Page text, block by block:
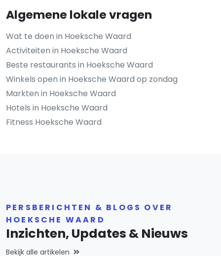
Algemene lokale vragen
Wat te doen in Hoeksche Waard
Activiteiten in Hoeksche Waard
Beste restaurants in Hoeksche Waard
Winkels open in Hoeksche Waard op zondag
Markten in Hoeksche Waard
Hotels in Hoeksche Waard
Fitness Hoeksche Waard
PERSBERICHTEN & BLOGS OVER
HOEKSCHE WAARD
Inzichten, Updates & Nieuws
Bekijk alle artikelen